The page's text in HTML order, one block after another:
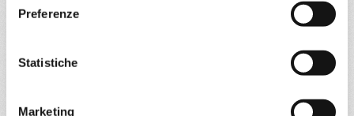
Preferenze
Statistiche
Marketing
MSC